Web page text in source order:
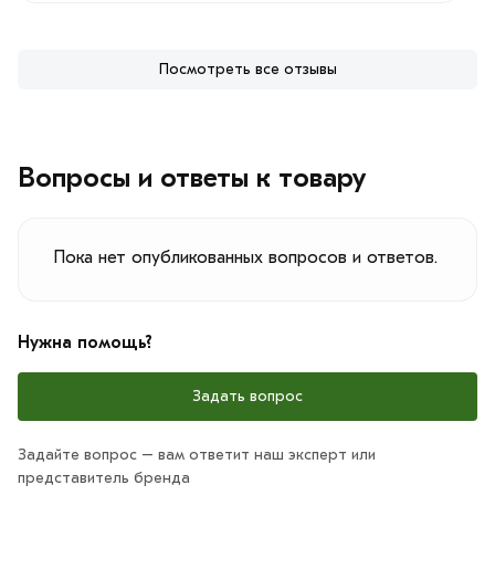
Посмотреть все отзывы
Вопросы и ответы к товару
Пока нет опубликованных вопросов и ответов.
Нужна помощь?
Задать вопрос
Задайте вопрос – вам ответит наш эксперт или
представитель бренда